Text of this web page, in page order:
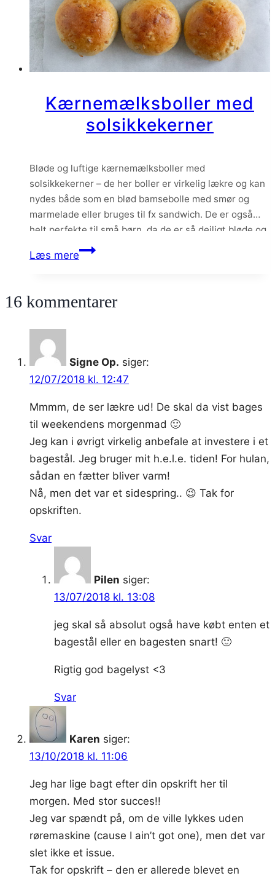
Kærnemælksboller med
solsikkekerner
Bløde og luftige kærnemælksboller med
solsikkekerner – de her boller er virkelig lækre og kan
nydes både som en blød bamsebolle med smør og
marmelade eller bruges til fx sandwich. De er også
helt perfekte til små børn, da de er så dejligt bløde og
Læs mereKærnemælksboller
16 kommentarer
Signe Op. siger:
12/07/2018 kl. 12:47
Mmmm, de ser lækre ud! De skal da vist bages
til weekendens morgenmad 🙂
Jeg kan i øvrigt virkelig anbefale at investere i et
bagestål. Jeg bruger mit h.e.l.e. tiden! For hulan,
sådan en fætter bliver varm!
Nå, men det var et sidespring.. 😉 Tak for
opskriften.
Svar
Pilen siger:
13/07/2018 kl. 13:08
jeg skal så absolut også have købt enten et
bagestål eller en bagesten snart! 🙂
Rigtig god bagelyst <3
Svar
Karen siger:
13/10/2018 kl. 11:06
Jeg har lige bagt efter din opskrift her til
morgen. Med stor succes!!
Jeg var spændt på, om de ville lykkes uden
røremaskine (cause I ain’t got one), men det var
slet ikke et issue.
Tak for opskrift – den er allerede blevet en